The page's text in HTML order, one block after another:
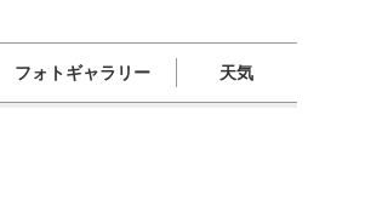
フォトギャラリー 天気